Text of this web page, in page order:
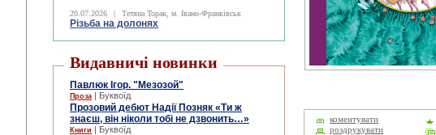
20.07.2026 | Тетяна Торак, м. Івано-Франківськ
Різьба на долонях
Видавничі новинки
Павлюк Ігор. "Мезозой"
Проза | Буквоїд
Прозовий дебют Надії Позняк «Ти ж
знаєш, він ніколи тобі не дзвонить…»
Книги | Буквоїд
коментувати
роздрукувати